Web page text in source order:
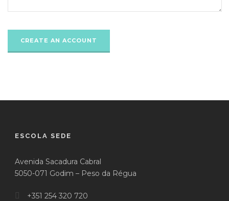
ESCOLA SEDE
Avenida Sacadura Cabral
5050-071 Godim – Peso da Régua
+351 254 320 720